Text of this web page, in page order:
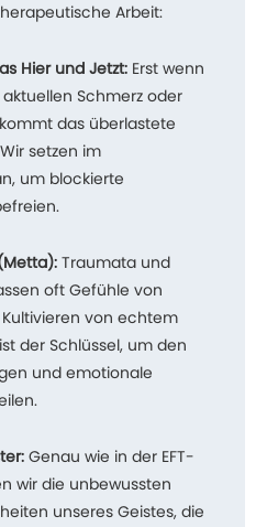
Arbeit:
Hier und Jetzt: Erst wenn
Schmerz oder
das überlastete
setzen im
um blockierte
Traumata und
oft Gefühle von
von echtem
der Schlüssel, um den
und emotionale
Genau wie in der EFT-
wir die unbewussten
unseres Geistes, die